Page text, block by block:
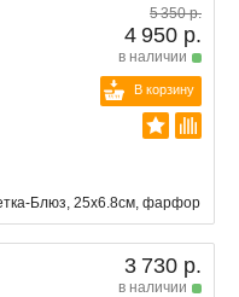
5 350 р.
4 950 р.
в наличии
В корзину
Блюз, 25х6.8см, фарфор
3 730 р.
в наличии